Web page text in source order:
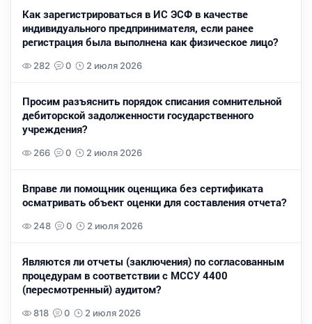
Как зарегистрироваться в ИС ЭСФ в качестве
индивидуального предпринимателя, если ранее
регистрация была выполнена как физическое лицо?
282 0 2 июля 2026
Просим разъяснить порядок списания сомнительной
дебиторской задолженности государственного
учреждения?
266 0 2 июля 2026
Вправе ли помощник оценщика без сертификата
осматривать объект оценки для составления отчета?
248 0 2 июля 2026
Являются ли отчеты (заключения) по согласованным
процедурам в соответствии с МССУ 4400
(пересмотренный) аудитом?
818 0 2 июля 2026